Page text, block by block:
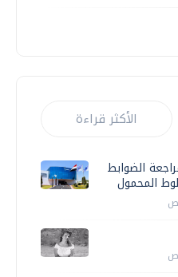
الأكثر قراءة
الضوابط
المحمول